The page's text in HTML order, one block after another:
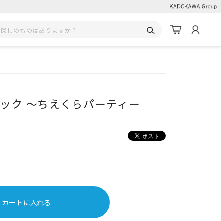
ク ～ちえくらパーティー
カートに入れる